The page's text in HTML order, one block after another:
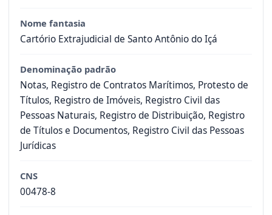
Nome fantasia
Cartório Extrajudicial de Santo Antônio do Içá
Denominação padrão
Notas, Registro de Contratos Marítimos, Protesto de
Títulos, Registro de Imóveis, Registro Civil das
Pessoas Naturais, Registro de Distribuição, Registro
de Títulos e Documentos, Registro Civil das Pessoas
Jurídicas
CNS
00478-8